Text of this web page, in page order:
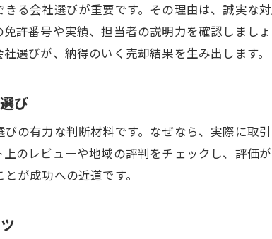
急ぎの売却にも対応する方法を知
納得の結果を得る宇都宮市の売却戦略
不動産売却で満足できる結果を得
売却後も安心できる資金計画のポ
体験談に学ぶ不動産売却成功のコ
る会社選びが重要です。その理由は、誠実な
許番号や実績、担当者の説明力を確認しまし
選びが、納得のいく売却結果を生み出します。
び
の有力な判断材料です。なぜなら、実際に取
のレビューや地域の評判をチェックし、評価
が成功への近道です。